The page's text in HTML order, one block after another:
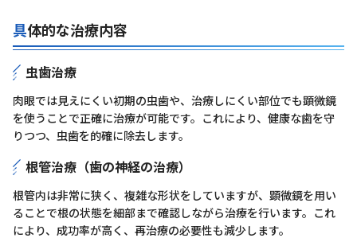
具体的な治療内容
虫歯治療
肉眼では見えにくい初期の虫歯や、治療しにくい部位でも顕微鏡
を使うことで正確に治療が可能です。これにより、健康な歯を守
りつつ、虫歯を的確に除去します。
根管治療（歯の神経の治療）
根管内は非常に狭く、複雑な形状をしていますが、顕微鏡を用い
ることで根の状態を細部まで確認しながら治療を行います。これ
により、成功率が高く、再治療の必要性も減少します。